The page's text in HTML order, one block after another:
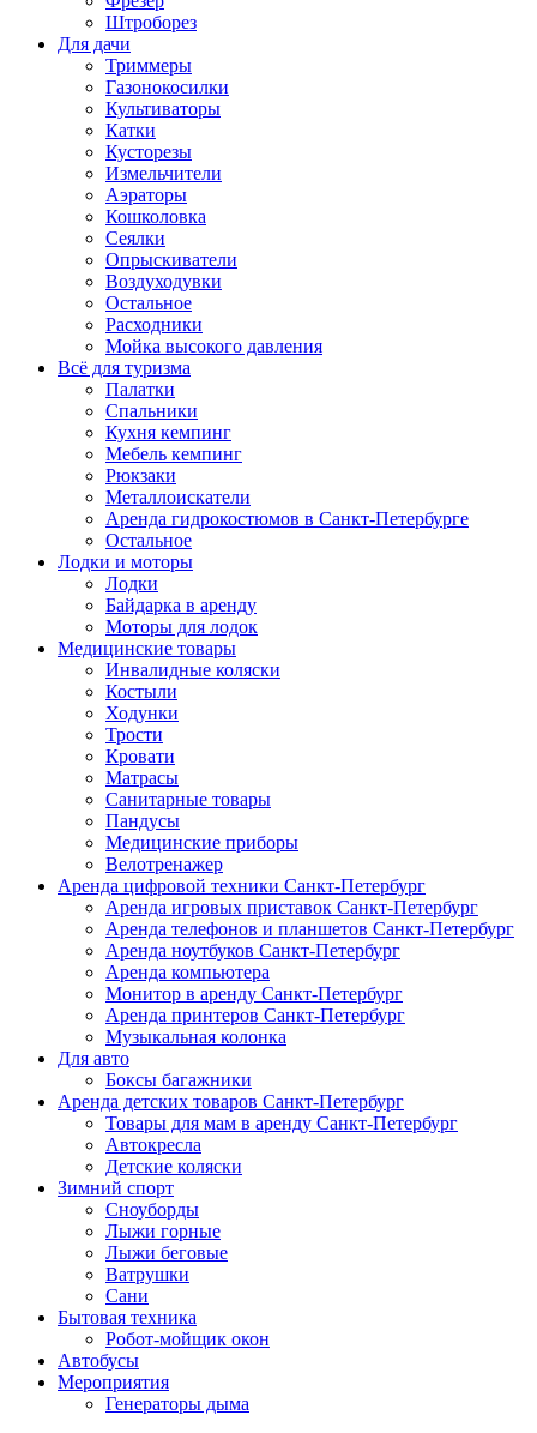
Штроборез
Для дачи
Триммеры
Газонокосилки
Культиваторы
Катки
Кусторезы
Измельчители
Аэраторы
Кошколовка
Сеялки
Опрыскиватели
Воздуходувки
Остальное
Расходники
Мойка высокого давления
Всё для туризма
Палатки
Спальники
Кухня кемпинг
Мебель кемпинг
Рюкзаки
Металлоискатели
Аренда гидрокостюмов в Санкт-Петербурге
Остальное
Лодки и моторы
Лодки
Байдарка в аренду
Моторы для лодок
Медицинские товары
Инвалидные коляски
Костыли
Ходунки
Трости
Кровати
Матрасы
Санитарные товары
Пандусы
Медицинские приборы
Велотренажер
Аренда цифровой техники Санкт-Петербург
Аренда игровых приставок Санкт-Петербург
Аренда телефонов и планшетов Санкт-Петербург
Аренда ноутбуков Санкт-Петербург
Аренда компьютера
Монитор в аренду Санкт-Петербург
Аренда принтеров Санкт-Петербург
Музыкальная колонка
Для авто
Боксы багажники
Аренда детских товаров Санкт-Петербург
Товары для мам в аренду Санкт-Петербург
Автокресла
Детские коляски
Зимний спорт
Сноуборды
Лыжи горные
Лыжи беговые
Ватрушки
Сани
Бытовая техника
Робот-мойщик окон
Автобусы
Мероприятия
Генераторы дыма